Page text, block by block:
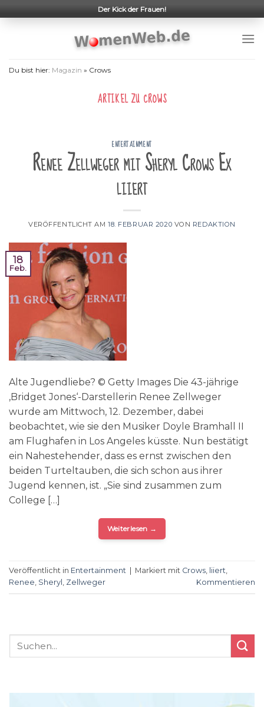
to
Der Kick der Frauen!
Du bist hier: Magazin » Crows
ARTIKEL ZU CROWS
ENTERTAINMENT
Renee Zellweger mit Sheryl Crows Ex
liiert
VERÖFFENTLICHT AM18. FEBRUAR 2020 VON REDAKTION
18
Feb.
Alte Jugendliebe? © Getty Images Die 43-jährige
‚Bridget Jones‘-Darstellerin Renee Zellweger
wurde am Mittwoch, 12. Dezember, dabei
beobachtet, wie sie den Musiker Doyle Bramhall II
am Flughafen in Los Angeles küsste. Nun bestätigt
ein Nahestehender, dass es ernst zwischen den
beiden Turteltauben, die sich schon aus ihrer
Jugend kennen, ist. „Sie sind zusammen zum
College […]
Weiterlesen →
Veröffentlicht in Entertainment Markiert mit Crows liiert
Renee Sheryl Zellweger Kommentieren